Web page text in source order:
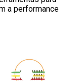
a performance